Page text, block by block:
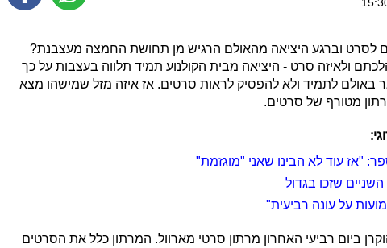
לסרט וברגע היציאה מהאולם הרגיש מן תחושת החמצה מעצבנת?
ולאיזה סרט - היציאה מבית הקולנוע תמיד תלווה בעצבות על כך
באולם לתמיד ולא להפסיק לראות סרטים. אז איזה מזל שמישהו מצא
מטורף של סרטים.
"אז עוד לא הבינו שאני "מוגזמת"
שזכו בגדול
על עונה רביעית"
ביום רביעי האחרון מרתון סרטי מארוול. המרתון כלל את הסרטים